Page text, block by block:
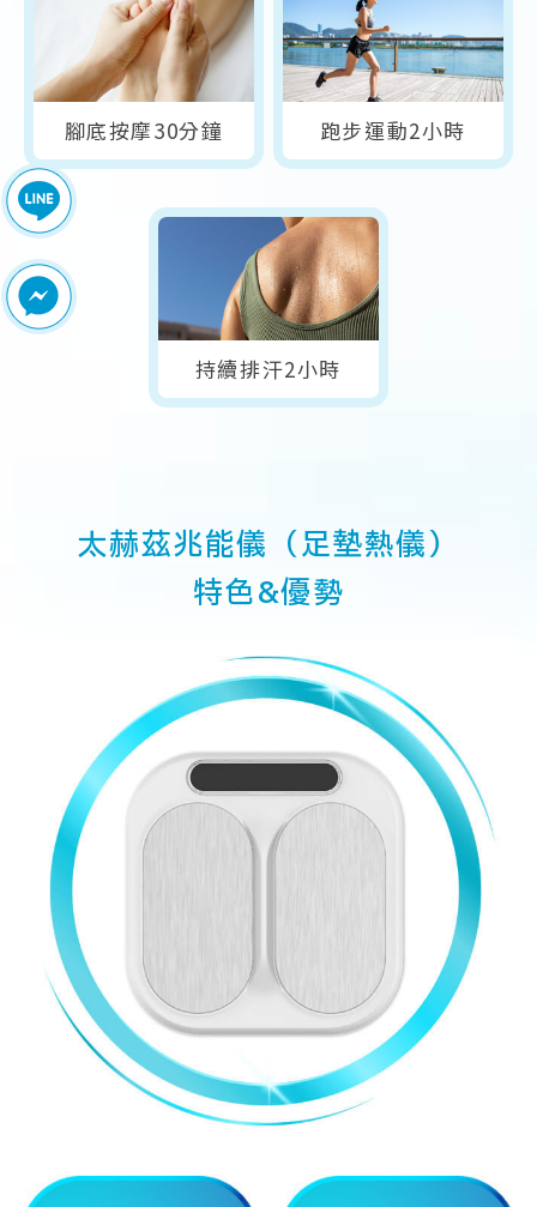
腳底按摩30分鐘 跑步運動2小時
持續排汗2小時
太赫茲兆能儀（足墊熱儀）
特色&優勢